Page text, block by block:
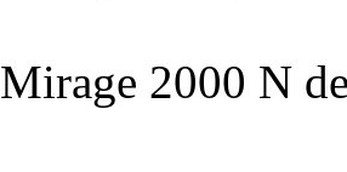
Mirage 2000 N